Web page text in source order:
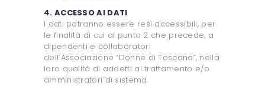
4. ACCESSO AI DATI
I dati potranno essere resi accessibili, per
le finalità di cui al punto 2 che precede, a
dipendenti e collaboratori
dell’Associazione “Donne di Toscana”, nella
loro qualità di addetti al trattamento e/o
amministratori di sistema.